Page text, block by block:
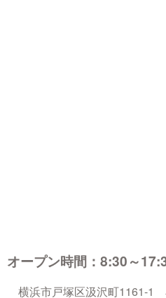
オープン時間：8:30～
横浜市戸塚区汲沢町1161-1